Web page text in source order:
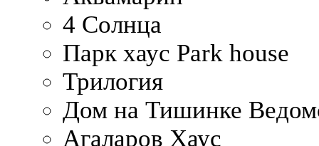
4 Солнца
Парк хаус Park house
Трилогия
Дом на Тишинке
Агаларов Хаус